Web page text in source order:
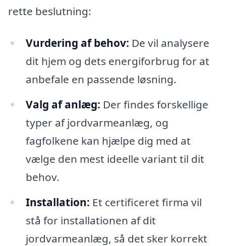
rette beslutning:
Vurdering af behov: De vil analysere
dit hjem og dets energiforbrug for at
anbefale en passende løsning.
Valg af anlæg: Der findes forskellige
typer af jordvarmeanlæg, og
fagfolkene kan hjælpe dig med at
vælge den mest ideelle variant til dit
behov.
Installation: Et certificeret firma vil
stå for installationen af dit
jordvarmeanlæg, så det sker korrekt